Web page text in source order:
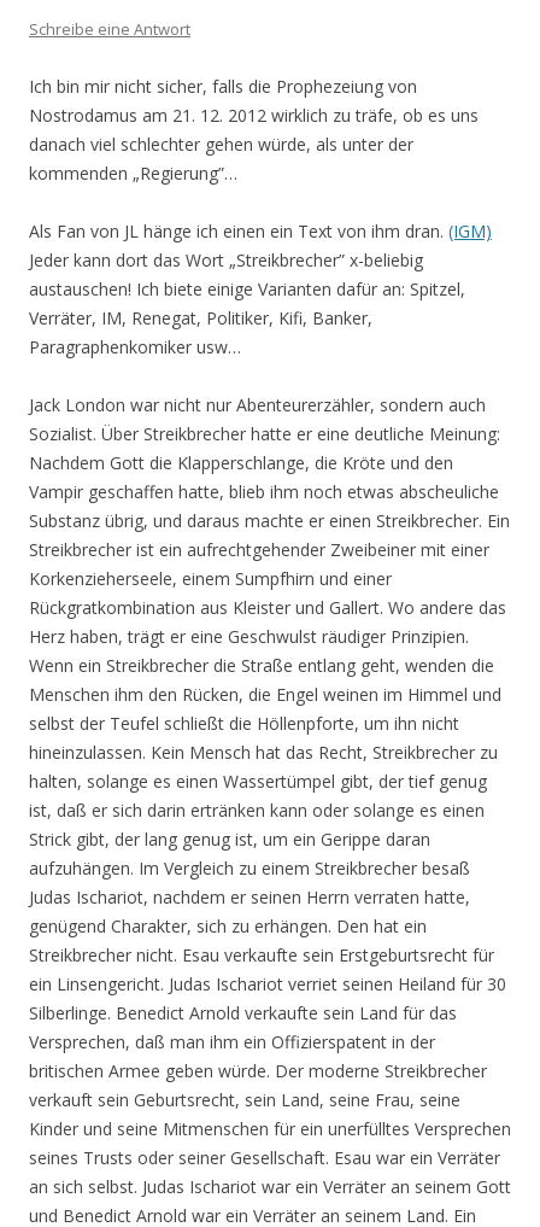
Schreibe eine Antwort
Ich bin mir nicht sicher, falls die Prophezeiung von
Nostrodamus am 21. 12. 2012 wirklich zu träfe, ob es uns
danach viel schlechter gehen würde, als unter der
kommenden „Regierung”…
Als Fan von JL hänge ich einen ein Text von ihm dran. (IGM)
Jeder kann dort das Wort „Streikbrecher” x-beliebig
austauschen! Ich biete einige Varianten dafür an: Spitzel,
Verräter, IM, Renegat, Politiker, Kifi, Banker,
Paragraphenkomiker usw…
Jack London war nicht nur Abenteurerzähler, sondern auch
Sozialist. Über Streikbrecher hatte er eine deutliche Meinung:
Nachdem Gott die Klapperschlange, die Kröte und den
Vampir geschaffen hatte, blieb ihm noch etwas abscheuliche
Substanz übrig, und daraus machte er einen Streikbrecher. Ein
Streikbrecher ist ein aufrechtgehender Zweibeiner mit einer
Korkenzieherseele, einem Sumpfhirn und einer
Rückgratkombination aus Kleister und Gallert. Wo andere das
Herz haben, trägt er eine Geschwulst räudiger Prinzipien.
Wenn ein Streikbrecher die Straße entlang geht, wenden die
Menschen ihm den Rücken, die Engel weinen im Himmel und
selbst der Teufel schließt die Höllenpforte, um ihn nicht
hineinzulassen. Kein Mensch hat das Recht, Streikbrecher zu
halten, solange es einen Wassertümpel gibt, der tief genug
ist, daß er sich darin ertränken kann oder solange es einen
Strick gibt, der lang genug ist, um ein Gerippe daran
aufzuhängen. Im Vergleich zu einem Streikbrecher besaß
Judas Ischariot, nachdem er seinen Herrn verraten hatte,
genügend Charakter, sich zu erhängen. Den hat ein
Streikbrecher nicht. Esau verkaufte sein Erstgeburtsrecht für
ein Linsengericht. Judas Ischariot verriet seinen Heiland für 30
Silberlinge. Benedict Arnold verkaufte sein Land für das
Versprechen, daß man ihm ein Offizierspatent in der
britischen Armee geben würde. Der moderne Streikbrecher
verkauft sein Geburtsrecht, sein Land, seine Frau, seine
Kinder und seine Mitmenschen für ein unerfülltes Versprechen
seines Trusts oder seiner Gesellschaft. Esau war ein Verräter
an sich selbst. Judas Ischariot war ein Verräter an seinem Gott
und Benedict Arnold war ein Verräter an seinem Land. Ein